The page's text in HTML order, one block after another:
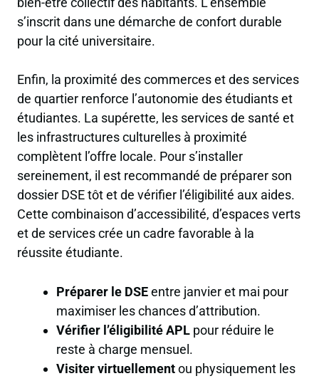
s’inscrit dans une démarche de confort durable
pour la cité universitaire.
Enfin, la proximité des commerces et des services
de quartier renforce l’autonomie des étudiants et
étudiantes. La supérette, les services de santé et
les infrastructures culturelles à proximité
complètent l’offre locale. Pour s’installer
sereinement, il est recommandé de préparer son
dossier DSE tôt et de vérifier l’éligibilité aux aides.
Cette combinaison d’accessibilité, d’espaces verts
et de services crée un cadre favorable à la
réussite étudiante.
Préparer le DSEentre janvier et mai pour
maximiser les chances d’attribution.
Vérifier l’éligibilité APLpour réduire le
reste à charge mensuel.
Visiter virtuellementou physiquement les